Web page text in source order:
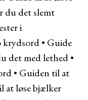
du det slemt
i
krydsord• Guide
det med lethed•
• Guiden til at
at løse bjælker